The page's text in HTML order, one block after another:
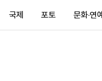
국제 포토 문화·연예